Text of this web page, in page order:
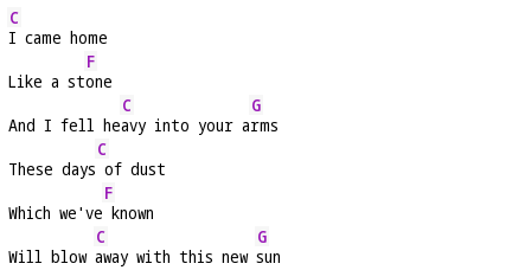
C
I came home
Like a st
F
one
And I fell he
C
avy into your a
G
rms
These days
C
of dust
Which we've
F
known
Will blow
C
away with this new
G
sun